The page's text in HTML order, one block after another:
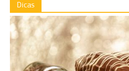
Dicas